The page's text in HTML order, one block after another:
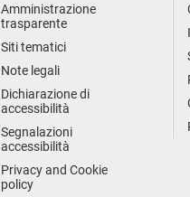
Amministrazione
trasparente
Siti tematici
Note legali
Dichiarazione di
accessibilità
Segnalazioni
accessibilità
Privacy and Cookie
policy